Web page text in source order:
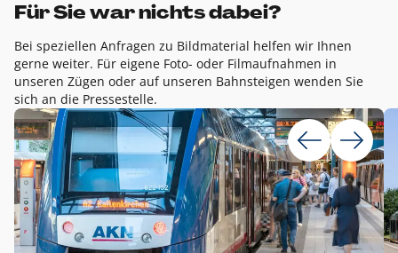
Für Sie war nichts dabei?
Bei speziellen Anfragen zu Bildmaterial helfen wir Ihnen
gerne weiter. Für eigene Foto- oder Filmaufnahmen in
unseren Zügen oder auf unseren Bahnsteigen wenden Sie
sich an die Pressestelle.